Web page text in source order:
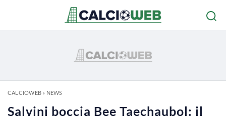
CALCIOWEB» NEWS
Salvini boccia Bee Taechaubol: il